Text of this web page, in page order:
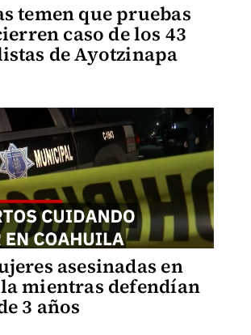
temen que pruebas
caso de los 43
de Ayotzinapa
asesinadas en
mientras defendían
3 años